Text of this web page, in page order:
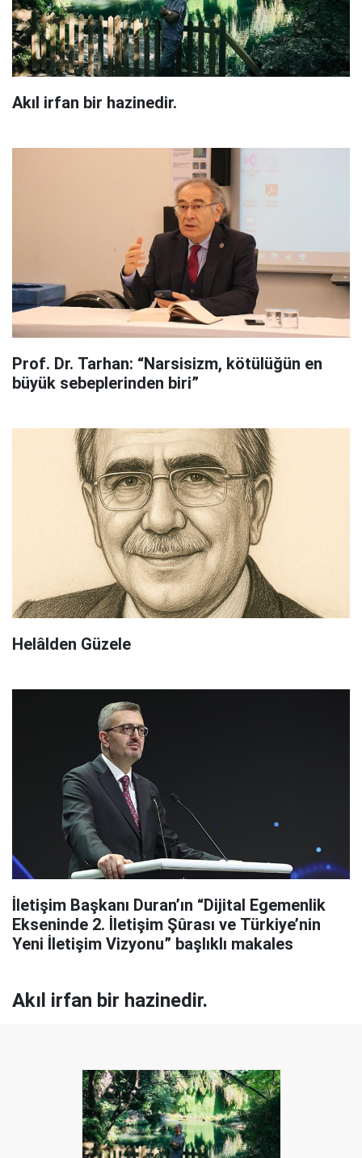
Akıl irfan bir hazinedir.
Prof. Dr. Tarhan: “Narsisizm, kötülüğün en
büyük sebeplerinden biri”
Helâlden Güzele
İletişim Başkanı Duran’ın “Dijital Egemenlik
Ekseninde 2. İletişim Şûrası ve Türkiye’nin
Yeni İletişim Vizyonu” başlıklı makales
Akıl irfan bir hazinedir.